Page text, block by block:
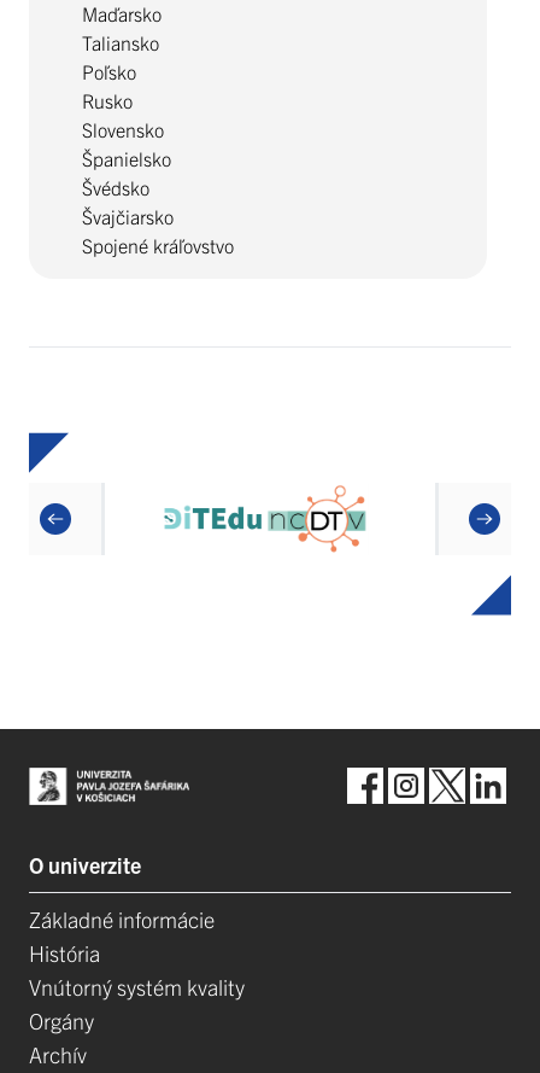
Maďarsko
Taliansko
Poľsko
Rusko
Slovensko
Španielsko
Švédsko
Švajčiarsko
Spojené kráľovstvo
O univerzite
Základné informácie
História
Vnútorný systém kvality
Orgány
Archív